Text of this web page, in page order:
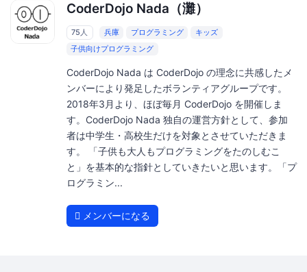
CoderDojo Nada（灘）
75人 兵庫 プログラミング
キッズ
子供向けプログラミング
CoderDojo Nada は CoderDojo の理念に共感したメ
ンバーにより発足したボランティアグループです。
2018年3月より、ほぼ毎月 CoderDojo を開催しま
す。CoderDojo Nada 独自の運営方針として、参加
者は中学生・高校生だけを対象とさせていただきま
す。 「子供も大人もプログラミングをたのしむこ
と」を基本的な指針としていきたいと思います。「プ
ログラミン...
メンバーになる